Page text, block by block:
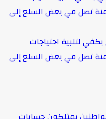
لتلبية احتياجات
تصل في بعض السلع إلى